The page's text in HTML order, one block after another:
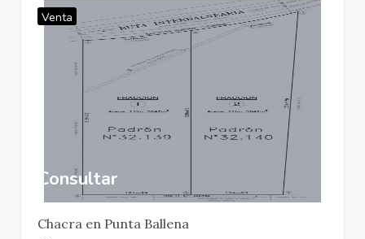
Venta
Consultar
Chacra en Punta Ballena